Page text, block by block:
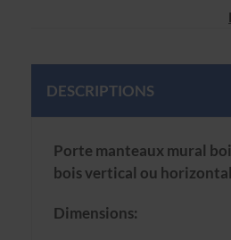
DESCRIPTIONS
Porte manteaux mural
bois vertical ou
Dimensions: